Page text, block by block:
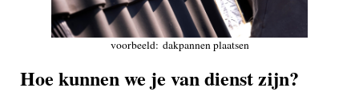
voorbeeld: dakpannen plaatsen
Hoe kunnen we je van dienst zijn?